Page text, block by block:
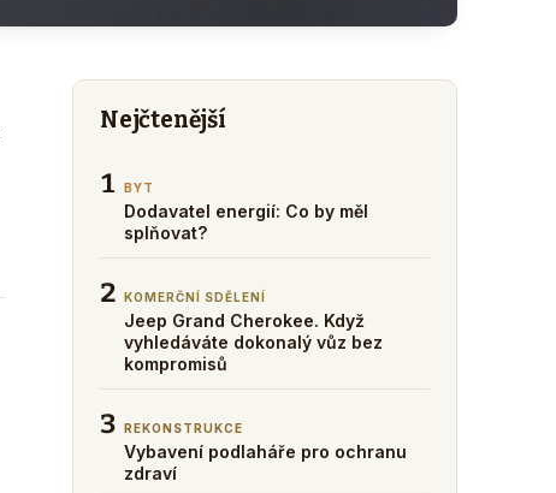
Nejčtenější
1 BYT
Dodavatel energií: Co by měl
splňovat?
2 KOMERČNÍ SDĚLENÍ
Jeep Grand Cherokee. Když
vyhledáváte dokonalý vůz bez
kompromisů
3 REKONSTRUKCE
Vybavení podlaháře pro ochranu
zdraví